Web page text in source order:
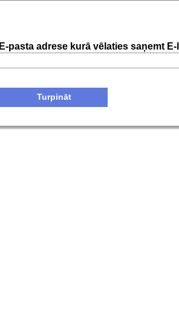
E-pasta adrese kurā vēlaties saņemt
Turpināt